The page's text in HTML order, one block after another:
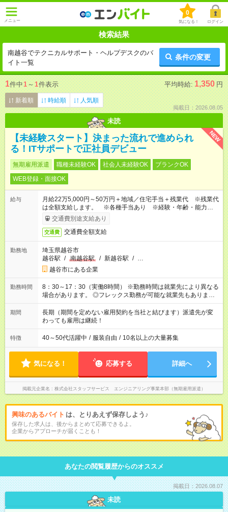
メニュー
0
気になる！ ログイン
検索結果
南越谷でテクニカルサポート・ヘルプデスクのバ
イト一覧
条件の変更
1件中1 ～ 1件表示 平均時給: 1,350 円
新着順 時給順 人気順
掲載日：2026.08.05
未読
NEW
【未経験スタート】決まった流れで進められ
る！ITサポートで正社員デビュー
無期雇用派遣 職種未経験OK 社会人未経験OK
ブランクOK
WEB登録・面接OK
給与
月給22万5,000円～50万円＋地域／住宅手当＋残業代 ※残業代
は全額支給します。 ※各種手当あり ※経験・年齢・能力等を
考慮して加給・優遇します。
交通費別途支給あり
交通費 交通費全額支給
勤務地
埼玉県越谷市
越谷駅 / 南越谷駅 / 新越谷駅 / …
越谷市にある企業
勤務時間
8：30～17：30（実働8時間） ※勤務時間は就業先により異なる
場合があります。 ◎フレックス勤務が可能な就業先もありま
す。 ◎今よりもさらに働きやすい環境をつくるべく、 働き方
改革に全社をあげて取り組んでいます。
期間
長期（期間を定めない雇用契約を当社と結びます）派遣先が変
わっても雇用は継続！
特徴 40～50代活躍中 / 服装自由 / 10名以上の大量募集
気になる！ 応募する 詳細へ
掲載元企業名 株式会社スタッフサービス エンジニアリング事業本部（無期雇用派遣）
興味のあるバイト は、とりあえず保存しよう♪
保存した求人は、後からまとめて応募できるよ。
企業からアプローチが届くことも！
あなたの閲覧履歴からのオススメ
掲載日：2026.08.07
未読